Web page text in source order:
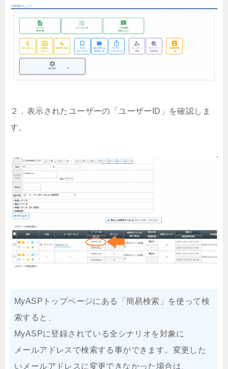
２．表示されたユーザーの「ユーザーID」を確認しま
す。
MyASPトップページにある「簡易検索」を使って検
索すると、
MyASPに登録されている全シナリオを対象に
メールアドレスで検索する事ができます。変更した
いメールアドレスに変更できなかった場合は、